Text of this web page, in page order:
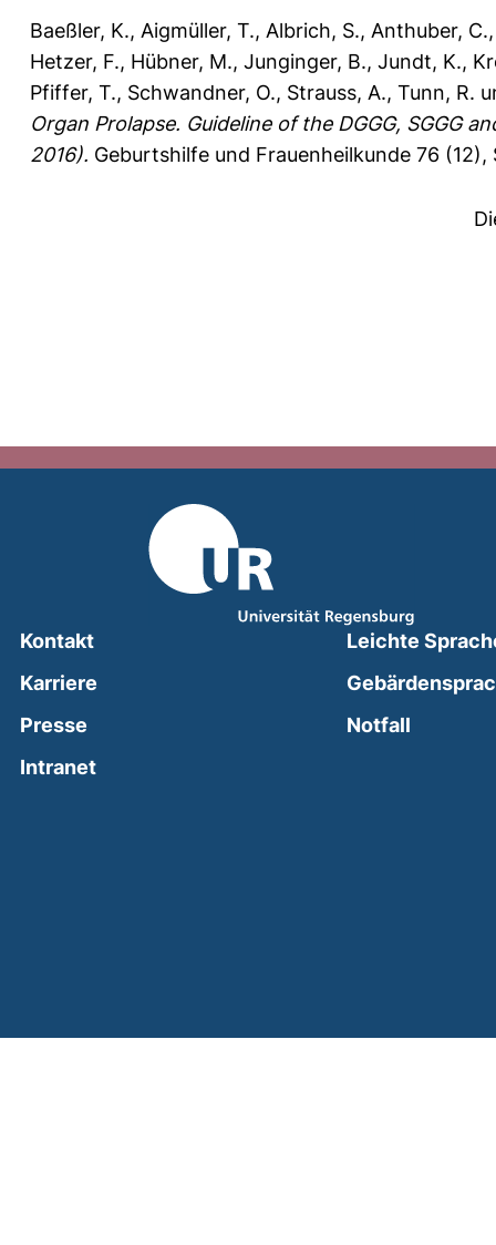
Baeßler, K., Aigmüller, T., Albrich, S., Anthuber, C.
Hetzer, F., Hübner, M., Junginger, B., Jundt, K.,
Pfiffer, T., Schwandner, O., Strauss, A., Tunn, R.
Organ Prolapse. Guideline of the DGGG, SGGG
2016). Geburtshilfe und Frauenheilkunde 76 (12),
Kontakt
Karriere
Presse
Intranet(external link, opens in a new window)
Leichte
Notfall